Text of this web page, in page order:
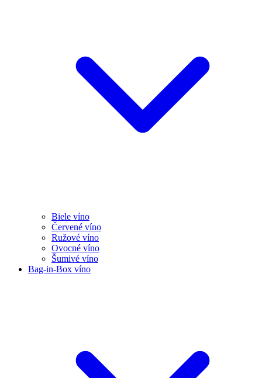
Biele víno
Červené víno
Ružové víno
Ovocné víno
Šumivé víno
Bag-in-Box víno